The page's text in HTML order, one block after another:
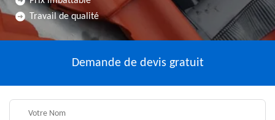
Travail de qualité
Demande de devis gratuit